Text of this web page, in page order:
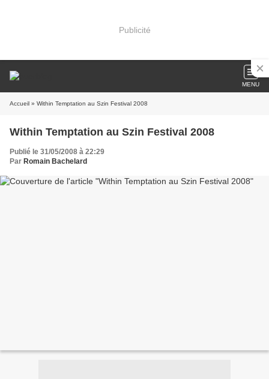
Publicité
MENU
Accueil » Within Temptation au Szin Festival 2008
Within Temptation au Szin Festival 2008
Publié le 31/05/2008 à 22:29
Par Romain Bachelard